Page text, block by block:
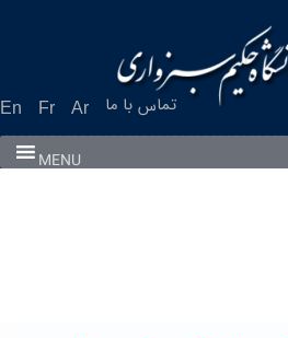
En Fr Ar تماس با ما
MENU